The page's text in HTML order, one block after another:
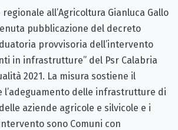
regionale all’Agricoltura Gianluca Gallo
pubblicazione del decreto
provvisoria dell’intervento
in infrastrutture” del Psr Calabria
2021. La misura sostiene il
l’adeguamento delle infrastrutture di
aziende agricole e silvicole e i
sono Comuni con